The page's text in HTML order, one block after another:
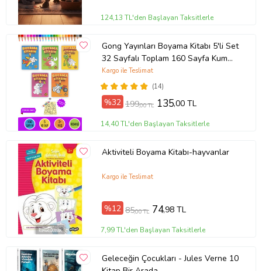
124,13 TL'den Başlayan Taksitlerle
Gong Yayınları Boyama Kitabı 5'li Set
32 Sayfalı Toplam 160 Sayfa Kum
Boyama Hediyeli (Buz-Buz)
(14)
Kargo ile Teslimat
%32 199,00 TL 135,00 TL
14,40 TL'den Başlayan Taksitlerle
Aktiviteli Boyama Kitabı-hayvanlar
Kargo ile Teslimat
%12 85,00 TL 74,98 TL
7,99 TL'den Başlayan Taksitlerle
Geleceğin Çocukları - Jules Verne 10